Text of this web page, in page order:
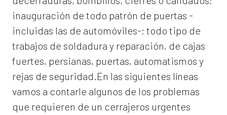
inauguración de todo patrón de puertas -
incluidas las de automóviles-; todo tipo de
trabajos de soldadura y reparación, de cajas
fuertes, persianas, puertas, automatismos y
rejas de seguridad.En las siguientes líneas
vamos a contarle algunos de los problemas
que requieren de un cerrajeros urgentes